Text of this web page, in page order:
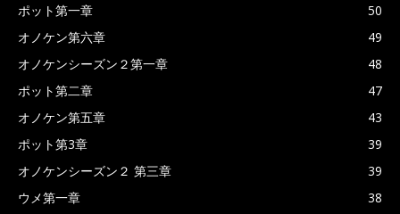
ポット第一章
50
オノケン第六章
49
オノケンシーズン２第一章
48
ポット第二章
47
オノケン第五章
43
ポット第3章
39
オノケンシーズン２ 第三章
39
ウメ第一章
38